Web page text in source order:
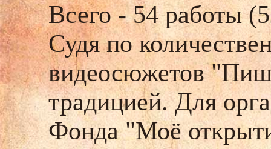
Всего - 54 работы
Судя по
видеосюжетов
традицией. Для
Фонда "Моё